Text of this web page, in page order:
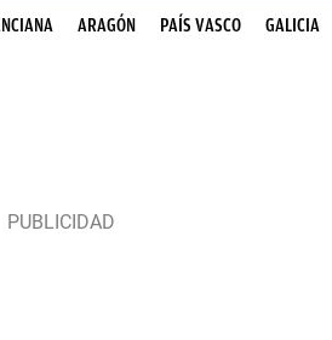
ARAGÓN PAÍS VASCO GALICIA